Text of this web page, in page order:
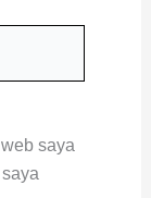
saya